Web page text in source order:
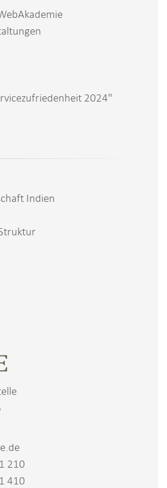
2024"
Indien
210
410